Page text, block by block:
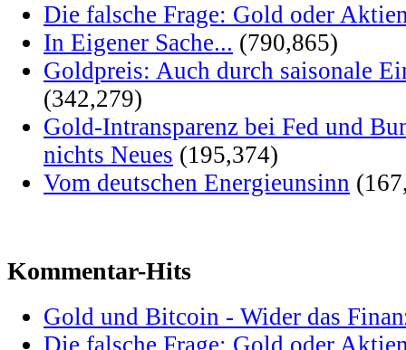
Die falsche Frage: Gold oder
In Eigener Sache... (790,865)
Goldpreis: Auch durch saisonale
(342,279)
Gold-Intransparenz bei Fed und
nichts Neues (195,374)
Vom deutschen Energieunsinn
Kommentar-Hits
Gold und Bitcoin - Wider das
Die falsche Frage: Gold oder